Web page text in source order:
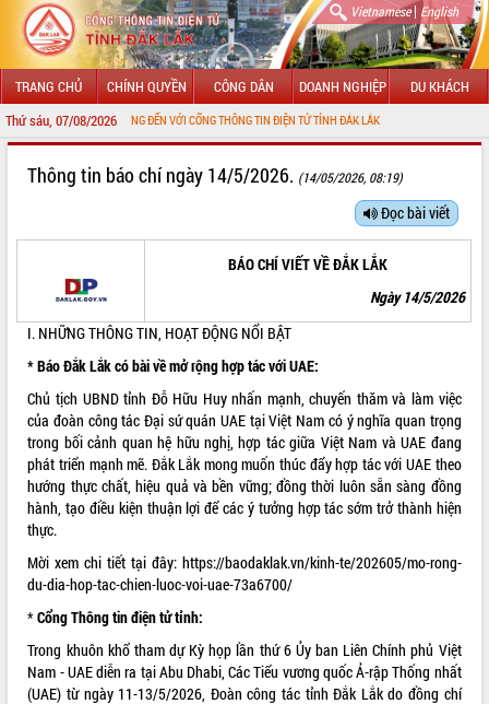
Vietnamese| English
TRANG CHỦ CHÍNH QUYỀN CÔNG DÂN DOANH NGHIỆP DU KHÁCH
Thứ sáu, 07/08/2026
CHÀO MỪNG ĐẾN VỚI CỔNG THÔNG TIN ĐIỆN TỬ TỈNH ĐẮK LẮK
SỞ, BAN, NGÀNH
UBND CÁC XÃ, PHƯỜNG
HỆ THỐNG VĂN BẢN
VĂN BẢN HĐND TỈNH
ĐIỂM TIN VĂN BẢN
QUY HOẠCH - KẾ HOẠCH
Thông tin báo chí ngày 14/5/2026. (14/05/2026, 08:19)
Đọc bài viết
BÁO CHÍ VIẾT VỀ ĐẮK LẮK
Ngày 14/5/2026
I. NHỮNG THÔNG TIN, HOẠT ĐỘNG NỔI BẬT
* Báo Đắk Lắk có bài về mở rộng hợp tác với UAE:
Chủ tịch UBND tỉnh Đỗ Hữu Huy nhấn mạnh, chuyến thăm và làm việc
của đoàn công tác Đại sứ quán UAE tại Việt Nam có ý nghĩa quan trọng
trong bối cảnh quan hệ hữu nghị, hợp tác giữa Việt Nam và UAE đang
phát triển mạnh mẽ. Đắk Lắk mong muốn thúc đẩy hợp tác với UAE theo
hướng thực chất, hiệu quả và bền vững; đồng thời luôn sẵn sàng đồng
hành, tạo điều kiện thuận lợi để các ý tưởng hợp tác sớm trở thành hiện
thực.
Mời xem chi tiết tại đây: https://baodaklak.vn/kinh-te/202605/mo-rong-
du-dia-hop-tac-chien-luoc-voi-uae-73a6700/
*Cổng Thông tin điện tử tỉnh:
Trong khuôn khổ tham dự Kỳ họp lần thứ 6 Ủy ban Liên Chính phủ Việt
Nam - UAE diễn ra tại Abu Dhabi, Các Tiểu vương quốc Ả-rập Thống nhất
(UAE) từ ngày 11-13/5/2026, Đoàn công tác tỉnh Đắk Lắk do đồng chí